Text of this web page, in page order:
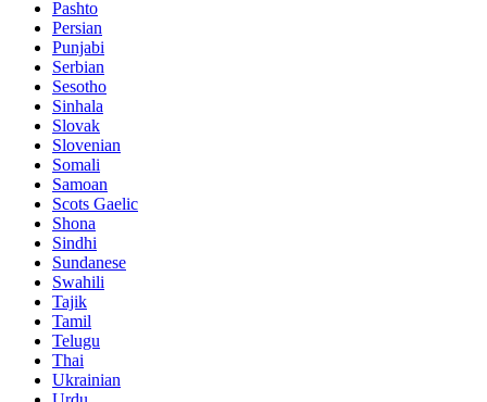
Pashto
Persian
Punjabi
Serbian
Sesotho
Sinhala
Slovak
Slovenian
Somali
Samoan
Scots Gaelic
Shona
Sindhi
Sundanese
Swahili
Tajik
Tamil
Telugu
Thai
Ukrainian